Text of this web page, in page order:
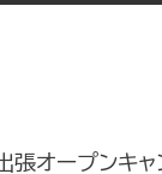
出張オープン